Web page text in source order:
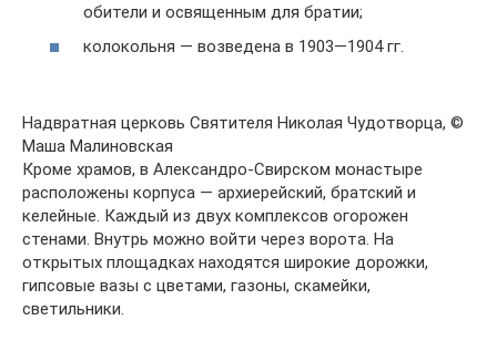
обители и освященным для братии;
колокольня — возведена в 1903—1904 гг.
Надвратная церковь Святителя Николая Чудотворца, ©
Маша Малиновская
Кроме храмов, в Александро-Свирском монастыре
расположены корпуса — архиерейский, братский и
келейные. Каждый из двух комплексов огорожен
стенами. Внутрь можно войти через ворота. На
открытых площадках находятся широкие дорожки,
гипсовые вазы с цветами, газоны, скамейки,
светильники.